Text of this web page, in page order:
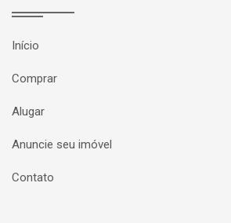
Início
Comprar
Alugar
Anuncie seu imóvel
Contato